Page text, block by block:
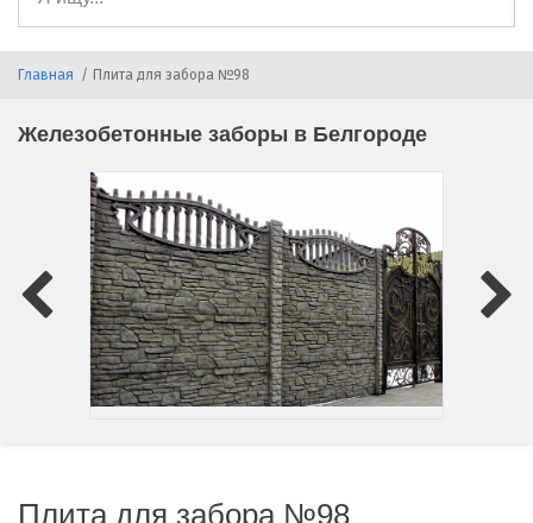
поиска
Главная / Плита для забора №98
Железобетонные заборы в Белгороде
Плита для забора №98